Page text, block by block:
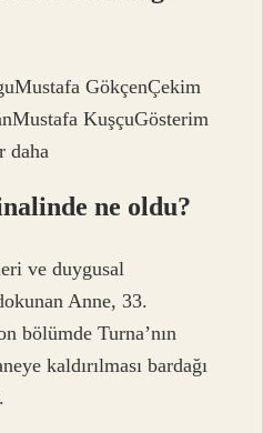
GökçenÇekim
KuşçuGösterim
daha
ne oldu?
ve duygusal
Anne, 33.
bölümde Turna’nın
kaldırılması bardağı